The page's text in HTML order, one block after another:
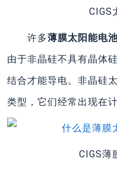
CIGS
许多薄膜太阳能电
由于非晶硅不具有晶体
结合才能导电。非晶硅
类型，它们经常出现在
CIGS薄